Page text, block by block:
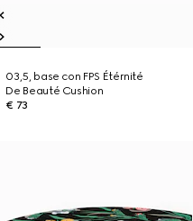
03,5, base con FPS Étérnité
De Beauté Cushion
€ 73